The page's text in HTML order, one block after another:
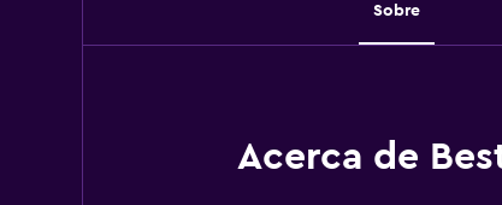
Sobre
Acerca de